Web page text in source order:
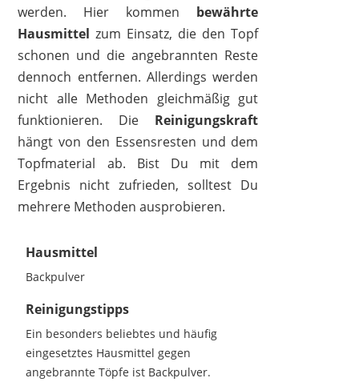
werden. Hier kommen bewährte
Hausmittel zum Einsatz, die den Topf
schonen und die angebrannten Reste
dennoch entfernen. Allerdings werden
nicht alle Methoden gleichmäßig gut
funktionieren. Die Reinigungskraft
hängt von den Essensresten und dem
Topfmaterial ab. Bist Du mit dem
Ergebnis nicht zufrieden, solltest Du
mehrere Methoden ausprobieren.
Hausmittel
Backpulver
Reinigungstipps
Ein besonders beliebtes und häufig
eingesetztes Hausmittel gegen
angebrannte Töpfe ist Backpulver.